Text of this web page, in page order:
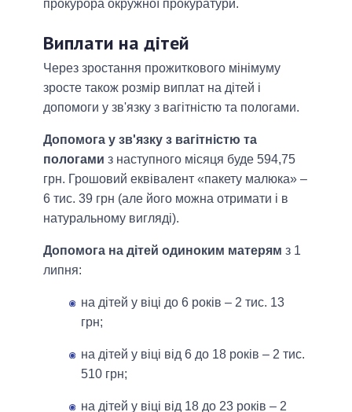
прокурора окружної прокуратури.
Виплати на дітей
Через зростання прожиткового мінімуму
зросте також розмір виплат на дітей і
допомоги у зв'язку з вагітністю та пологами.
Допомога у зв'язку з вагітністю та
пологами з наступного місяця буде 594,75
грн. Грошовий еквівалент «пакету малюка» –
6 тис. 39 грн (але його можна отримати і в
натуральному вигляді).
Допомога на дітей одиноким матерям з 1
липня:
на дітей у віці до 6 років – 2 тис. 13
грн;
на дітей у віці від 6 до 18 років – 2 тис.
510 грн;
на дітей у віці від 18 до 23 років – 2